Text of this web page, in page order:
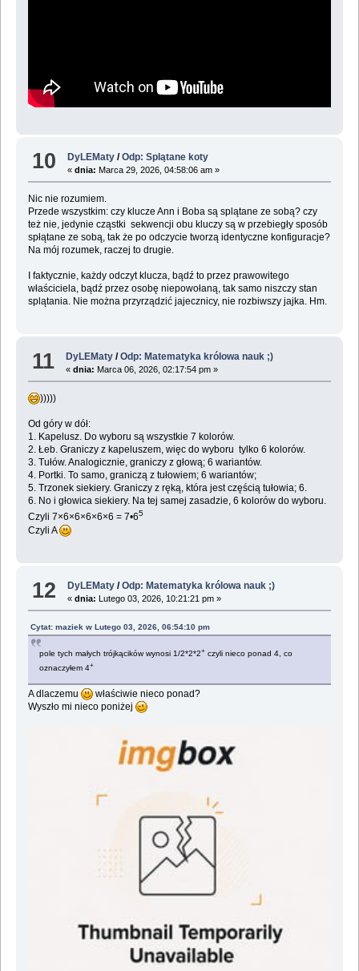
10 DyLEMaty /Odp: Splątane koty
«dnia: Marca 29, 2026, 04:58:06 am »
Nic nie rozumiem.
Przede wszystkim: czy klucze Ann i Boba są splątane ze sobą? czy
też nie, jedynie cząstki sekwencji obu kluczy są w przebiegły sposób
spłątane ze sobą, tak że po odczycie tworzą identyczne konfiguracje?
Na mój rozumek, raczej to drugie.
I faktycznie, każdy odczyt klucza, bądź to przez prawowitego
właściciela, bądź przez osobę niepowołaną, tak samo niszczy stan
splątania. Nie można przyrządzić jajecznicy, nie rozbiwszy jajka. Hm.
11 DyLEMaty /Odp: Matematyka królowa nauk ;)
«dnia: Marca 06, 2026, 02:17:54 pm »
)))))
Od góry w dół:
1. Kapelusz. Do wyboru są wszystkie 7 kolorów.
2. Łeb. Graniczy z kapeluszem, więc do wyboru tylko 6 kolorów.
3. Tułów. Analogicznie, graniczy z głową; 6 wariantów.
4. Portki. To samo, graniczą z tułowiem; 6 wariantów;
5. Trzonek siekiery. Graniczy z ręką, która jest częścią tułowia; 6.
6. No i głowica siekiery. Na tej samej zasadzie, 6 kolorów do wyboru.
Czyli 7×6×6×6×6×6 = 7•65
Czyli A
12 DyLEMaty /Odp: Matematyka królowa nauk ;)
«dnia: Lutego 03, 2026, 10:21:21 pm »
Cytat: maziek w Lutego 03, 2026, 06:54:10 pm
pole tych małych trójkącików wynosi 1/2*2*2+czyli nieco ponad 4, co
oznaczyłem 4+
A dlaczemu
właściwie nieco ponad?
Wyszło mi nieco poniżej